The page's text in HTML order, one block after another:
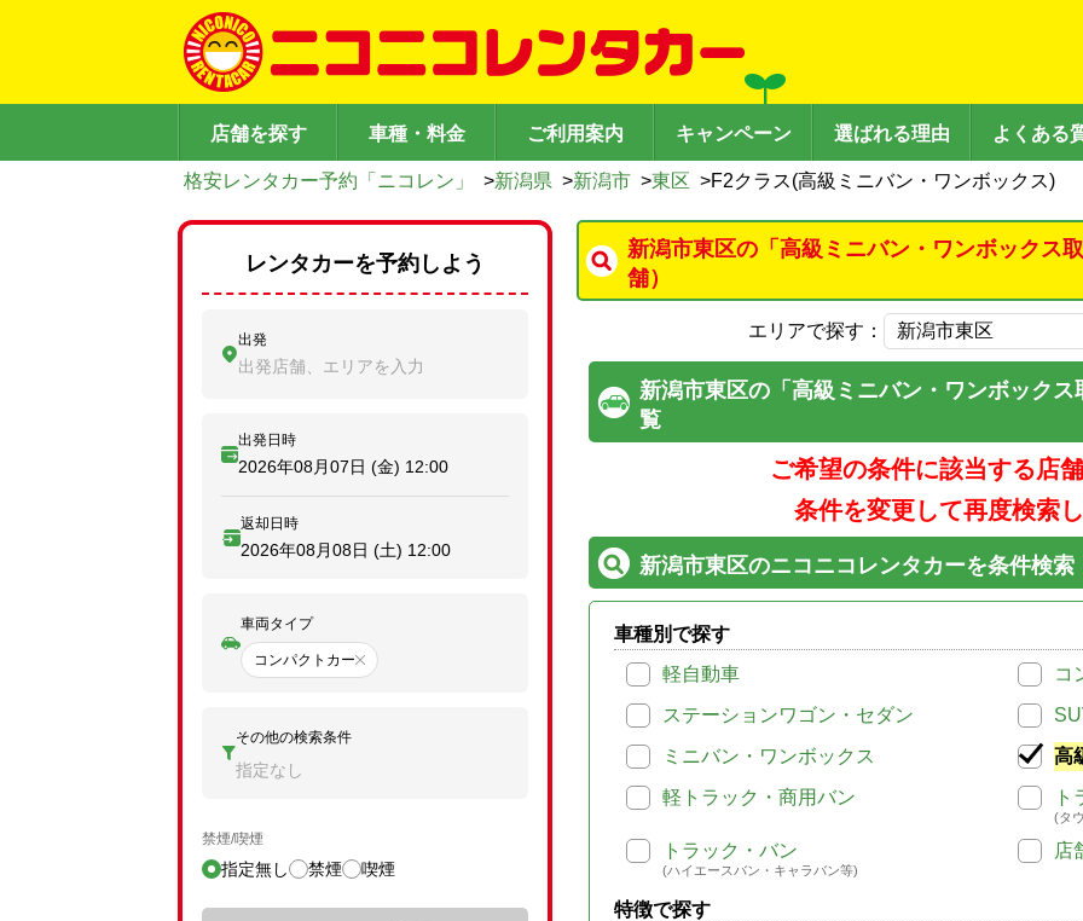
店舗を探す 車種・料金 ご利用案内 キャンペーン 選ばれる理由 よくある
格安レンタカー予約「ニコレン」 >新潟県 >新潟市 >東区 >F2クラス(高級ミニバン・ワンボックス)
新潟市東区の「高級ミニバン・ワンボックス
舗）
エリアで探す：
新潟市東区の「高級ミニバン・ワンボック
覧
ご希望の条件に該当する店
条件を変更して再度検索
新潟市東区のニコニコレンタカーを条件検索
車種別で探す
軽自動車
コ
ステーションワゴン・セダン
ミニバン・ワンボックス
高
軽トラック・商用バン
ト
(タ
トラック・バン
(ハイエースバン・キャラバン等)
店
特徴で探す
レンタカーを予約しよう
出発
出発店舗、エリアを入力
出発日時
2026年08月07日 (金) 12:00
返却日時
2026年08月08日 (土) 12:00
車両タイプ
コンパクトカー
その他の検索条件
指定なし
禁煙/喫煙
指定無し 禁煙 喫煙